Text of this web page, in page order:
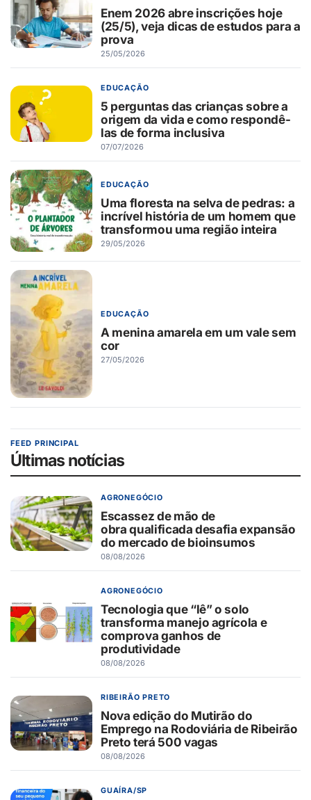
Enem 2026 abre inscrições hoje
(25/5), veja dicas de estudos para a
prova
25/05/2026
EDUCAÇÃO
5 perguntas das crianças sobre a
origem da vida e como respondê-
las de forma inclusiva
07/07/2026
EDUCAÇÃO
Uma floresta na selva de pedras: a
incrível história de um homem que
transformou uma região inteira
29/05/2026
EDUCAÇÃO
A menina amarela em um vale sem
cor
27/05/2026
FEED PRINCIPAL
Últimas notícias
AGRONEGÓCIO
Escassez de mão de
obra qualificada desafia expansão
do mercado de bioinsumos
08/08/2026
AGRONEGÓCIO
Tecnologia que “lê” o solo
transforma manejo agrícola e
comprova ganhos de
produtividade
08/08/2026
RIBEIRÃO PRETO
Nova edição do Mutirão do
Emprego na Rodoviária de Ribeirão
Preto terá 500 vagas
08/08/2026
GUAÍRA/SP